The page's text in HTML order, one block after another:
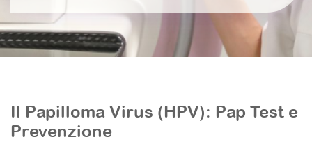
Il Papilloma Virus (HPV): Pap Test e
Prevenzione